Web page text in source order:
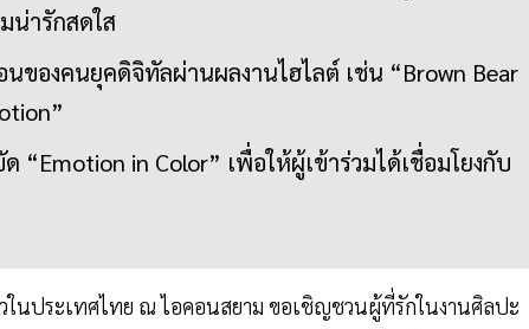
น่ารักสดใส
องคนยุคดิจิทัลผ่านผลงานไฮไลต์ เช่น “Brown Bear
“Emotion in Color” เพื่อให้ผู้เข้าร่วมได้เชื่อมโยงกับ
นประเทศไทย ณ ไอคอนสยาม ขอเชิญชวนผู้ที่รักในงานศิลปะ